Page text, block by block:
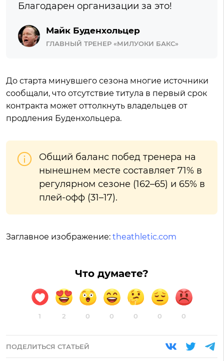
Благодарен организации за это!
Майк Буденхольцер
ГЛАВНЫЙ ТРЕНЕР «МИЛУОКИ БАКС»
До старта минувшего сезона многие источники
сообщали, что отсутствие титула в первый срок
контракта может оттолкнуть владельцев от
продления Буденхольцера.
Общий баланс побед тренера на
нынешнем месте составляет 71% в
регулярном сезоне (162–65) и 65% в
плей-офф (31–17).
Заглавное изображение: theathletic.com
Что думаете?
1 2 0 0 0 0 0
ПОДЕЛИТЬСЯ СТАТЬЕЙ